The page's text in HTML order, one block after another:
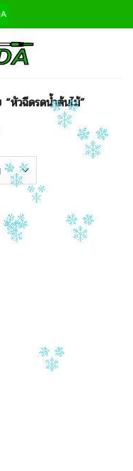
หัวฉีดรดน้ำต้นไม้”